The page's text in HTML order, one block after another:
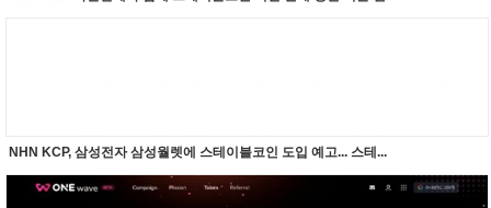
NHN KCP, 삼성전자 삼성월렛에 스테이블코인 도입 예고... 스테...